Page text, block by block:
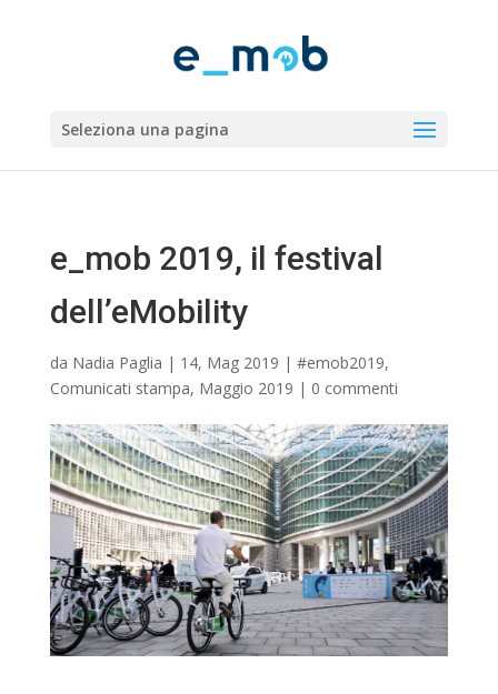
Seleziona una pagina
e_mob 2019, il festival
dell’eMobility
da Nadia Paglia | 14, Mag 2019 | #emob2019,
Comunicati stampa, Maggio 2019 | 0 commenti